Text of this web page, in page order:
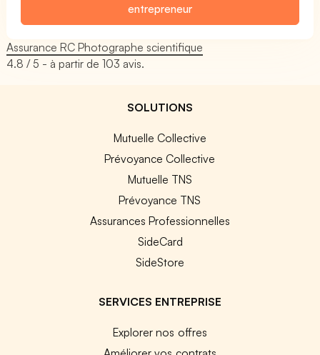
entrepreneur
Assurance RC Photographe scientifique
4.8 / 5 - à partir de103 avis.
SOLUTIONS
Mutuelle Collective
Prévoyance Collective
Mutuelle TNS
Prévoyance TNS
Assurances Professionnelles
SideCard
SideStore
SERVICES ENTREPRISE
Explorer nos offres